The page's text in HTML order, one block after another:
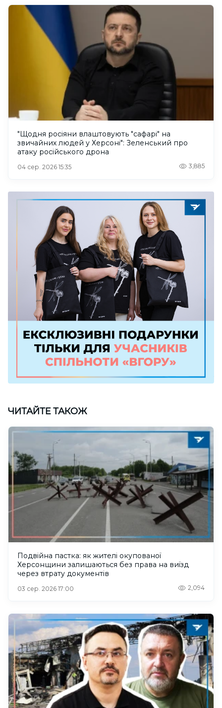
"Щодня росіяни влаштовують "сафарі" на
звичайних людей у Херсоні": Зеленський про
атаку російського дрона
04 сер. 2026 15:35 3,885
ЧИТАЙТЕ ТАКОЖ
Подвійна пастка: як жителі окупованої
Херсонщини залишаються без права на виїзд
через втрату документів
03 сер. 2026 17:00 2,094